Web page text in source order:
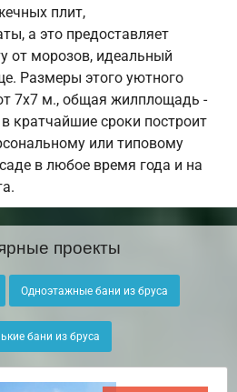
плит,
а это предоставляет
от морозов, идеальный
Размеры этого уютного
7х7 м., общая жилплощадь -
кратчайшие сроки построит
или типовому
в любое время года и на
проекты
Одноэтажные бани из бруса
бани из бруса